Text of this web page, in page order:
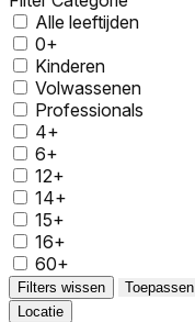
Alle leeftijden
0+
Kinderen
Volwassenen
Professionals
4+
6+
12+
14+
15+
16+
60+
Filters wissen
Toepassen
Locatie